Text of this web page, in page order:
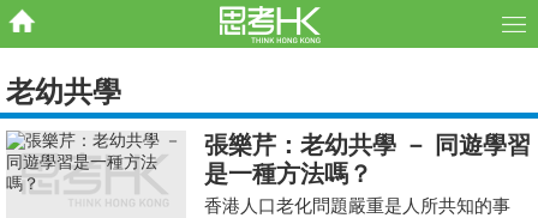
老幼共學
張樂芹：老幼共學 － 同遊學習
是一種方法嗎？
香港人口老化問題嚴重是人所共知的事